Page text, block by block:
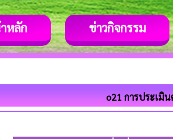
หลัก ข่าวกิจกรรม
o21 การประเมิ